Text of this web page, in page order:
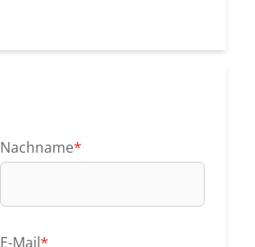
Nachname*
E-Mail*